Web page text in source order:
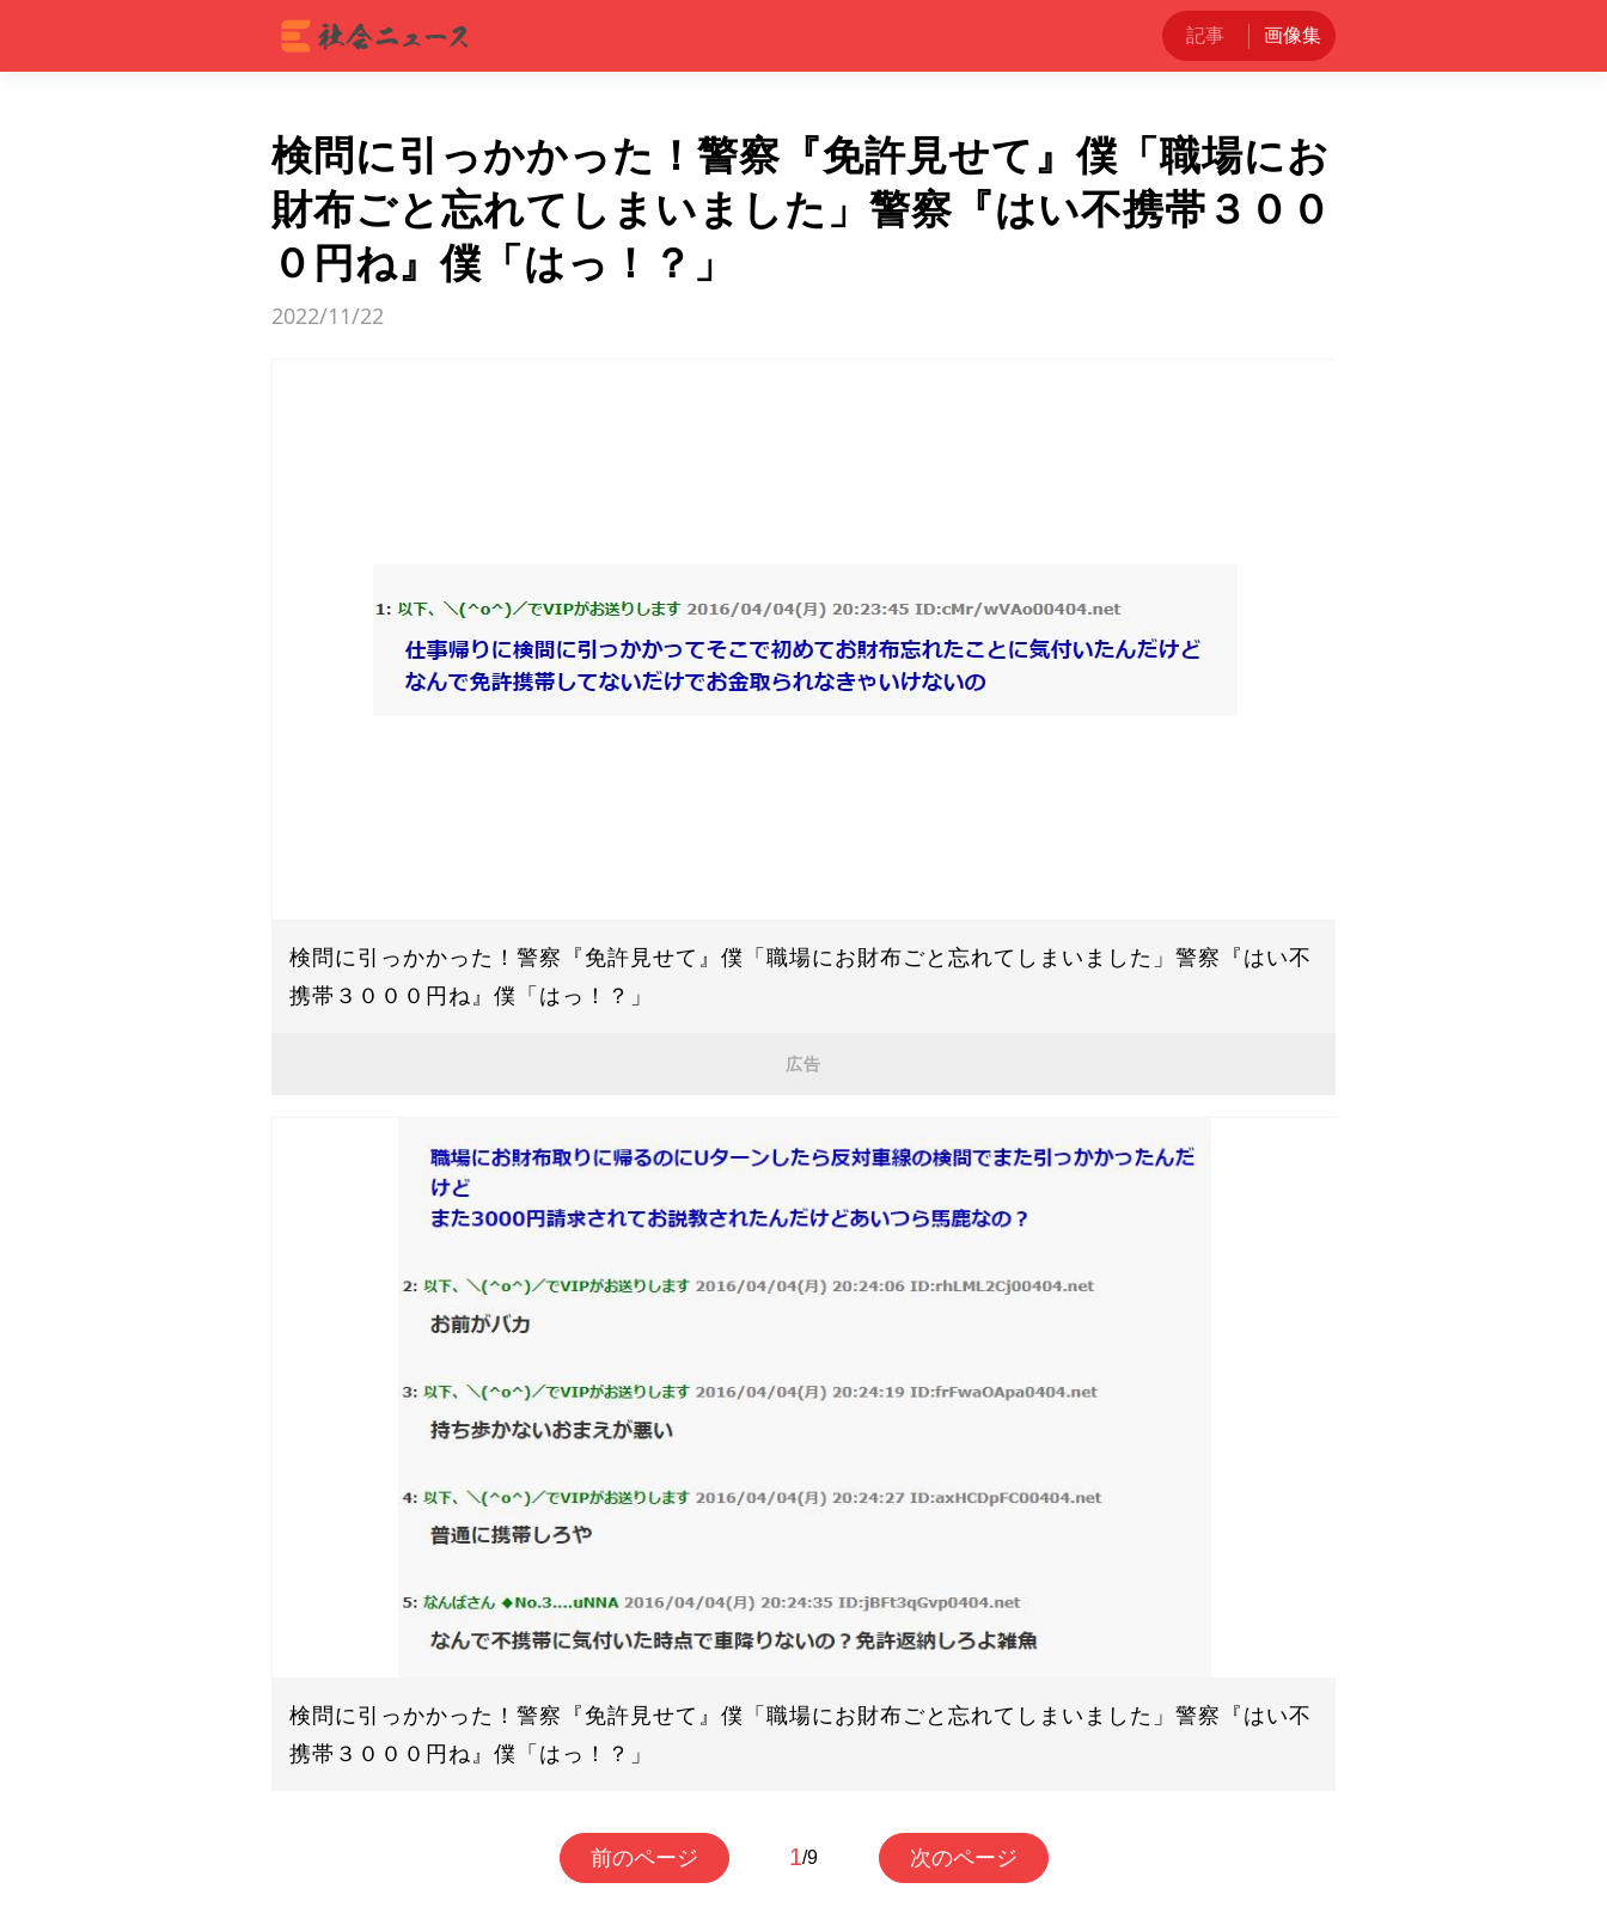
記事 画像集
検問に引っかかった！警察『免許見せて』僕「職場にお
財布ごと忘れてしまいました」警察『はい不携帯３００
０円ね』僕「はっ！？」
2022/11/22
検問に引っかかった！警察『免許見せて』僕「職場にお財布ごと忘れてしまいました」警察『はい不
携帯３０００円ね』僕「はっ！？」
広告
検問に引っかかった！警察『免許見せて』僕「職場にお財布ごと忘れてしまいました」警察『はい不
携帯３０００円ね』僕「はっ！？」
前のページ 1/9 次のページ